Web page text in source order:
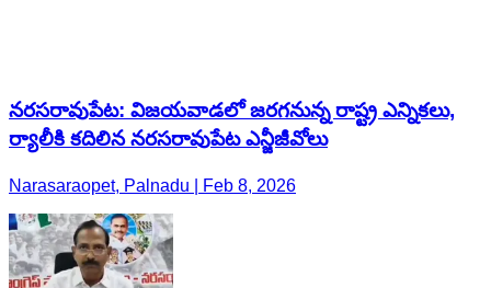
నరసరావుపేట: విజయవాడలో జరగనున్న రాష్ట్ర ఎన్నికలు,
ర్యాలీకి కదిలిన నరసరావుపేట ఎన్జీజీవోలు
Narasaraopet, Palnadu | Feb 8, 2026